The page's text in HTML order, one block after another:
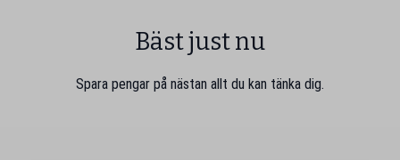
Bäst just nu
Spara pengar på nästan allt du kan tänka dig.